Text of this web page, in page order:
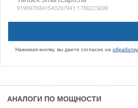
Нажимая кнопку, вы даете согласие на
АНАЛОГИ ПО МОЩНОСТИ